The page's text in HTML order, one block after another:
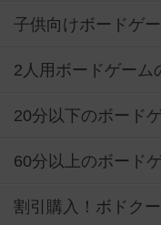
子供向けボードゲ
2人用ボードゲーム
20分以下のボード
60分以上のボード
割引購入！ボドク